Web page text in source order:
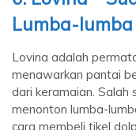
Lumba-
Lovina adalah
menawarkan pantai
dari keramaian.
menonton lumba-
cara membeli tikel